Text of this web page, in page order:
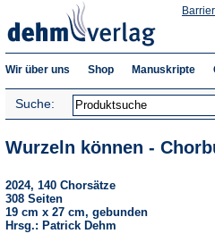
Wir über uns Shop Manuskripte
Suche:
Wurzeln können -
2024, 140 Chorsätze
308 Seiten
19 cm x 27 cm, gebunden
Hrsg.: Patrick Dehm